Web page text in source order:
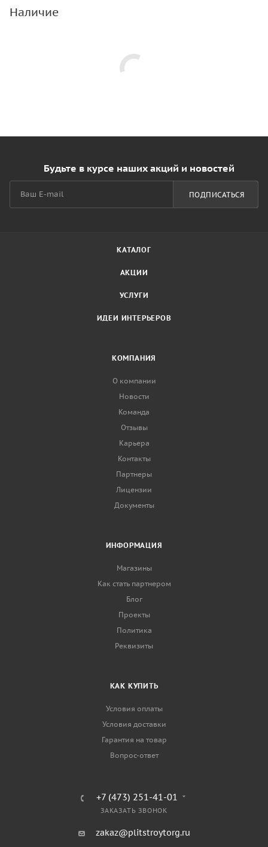
Наличие
Будьте в курсе наших акций и новостей
ПОДПИСАТЬСЯ
КАТАЛОГ
АКЦИИ
УСЛУГИ
ИДЕИ ИНТЕРЬЕРОВ
КОМПАНИЯ
О компании
Новости
Команда
Отзывы
Карьера
Контакты
Партнеры
Лицензии
Документы
ИНФОРМАЦИЯ
Магазины
Как стать партнером
Блог
Проекты
Политика
Реквизиты
КАК КУПИТЬ
Условия оплаты
Условия доставки
Гарантия на товар
Вопрос-ответ
+7 (473) 251-41-01
ЗАКАЗАТЬ ЗВОНОК
zakaz@plitstroytorg.ru